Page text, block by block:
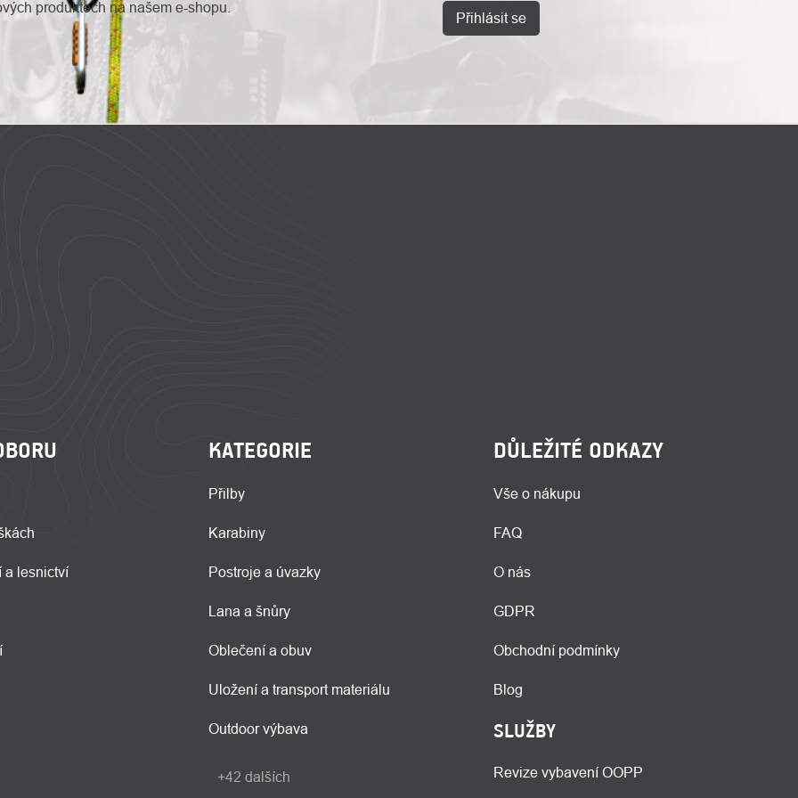
produktech na našem e-shopu.
Přihlásit se
a lesnictví
KATEGORIE
Přilby
Karabiny
Postroje a úvazky
Lana a šnůry
Oblečení a obuv
Uložení a transport materiálu
Outdoor výbava
+42 dalších
DŮLEŽITÉ ODKAZY
Vše o nákupu
FAQ
O nás
GDPR
Obchodní podmínky
Blog
SLUŽBY
Revize vybavení OOPP